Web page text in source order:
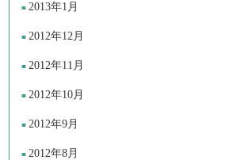
2013年1月
2012年12月
2012年11月
2012年10月
2012年9月
2012年8月